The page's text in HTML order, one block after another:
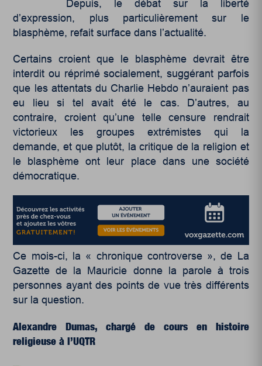
Depuis, le débat sur la liberté
d’expression, plus particulièrement sur le
blasphème, refait surface dans l’actualité.
Certains croient que le blasphème devrait être
interdit ou réprimé socialement, suggérant parfois
que les attentats du Charlie Hebdo n’auraient pas
eu lieu si tel avait été le cas. D’autres, au
contraire, croient qu’une telle censure rendrait
victorieux les groupes extrémistes qui la
demande, et que plutôt, la critique de la religion et
le blasphème ont leur place dans une société
démocratique.
Ce mois-ci, la « chronique controverse », de La
Gazette de la Mauricie donne la parole à trois
personnes ayant des points de vue très différents
sur la question.
Alexandre Dumas, chargé de cours en histoire
religieuse à l’UQTR